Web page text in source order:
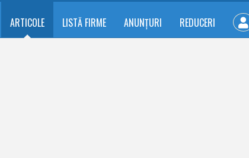
ARTICOLE LISTĂ FIRME ANUNȚURI REDUCERI